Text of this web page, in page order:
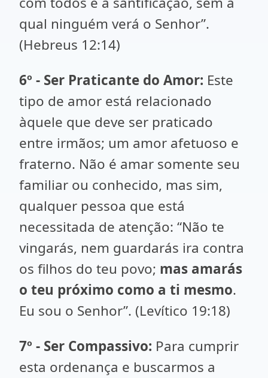
qual ninguém verá o Senhor”.
(Hebreus 12:14)
6º - Ser Praticante do Amor: Este
tipo de amor está relacionado
àquele que deve ser praticado
entre irmãos; um amor afetuoso e
fraterno. Não é amar somente seu
familiar ou conhecido, mas sim,
qualquer pessoa que está
necessitada de atenção: “Não te
vingarás, nem guardarás ira contra
os filhos do teu povo; mas amarás
o teu próximo como a ti mesmo.
Eu sou o Senhor”. (Levítico 19:18)
7º - Ser Compassivo: Para cumprir
esta ordenança e buscarmos a